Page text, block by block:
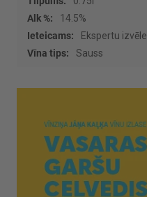
14.5%
Ekspertu izvēle
Sauss